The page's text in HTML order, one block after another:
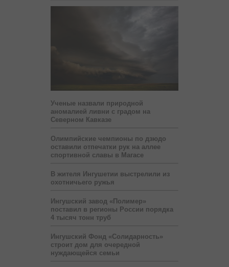
Ученые назвали природной
аномалией ливни с градом на
Северном Кавказе
Олимпийские чемпионы по дзюдо
оставили отпечатки рук на аллее
спортивной славы в Магасе
В жителя Ингушетии выстрелили из
охотничьего ружья
Ингушский завод «Полимер»
поставил в регионы России порядка
4 тысяч тонн труб
Ингушский Фонд «Солидарность»
строит дом для очередной
нуждающейся семьи